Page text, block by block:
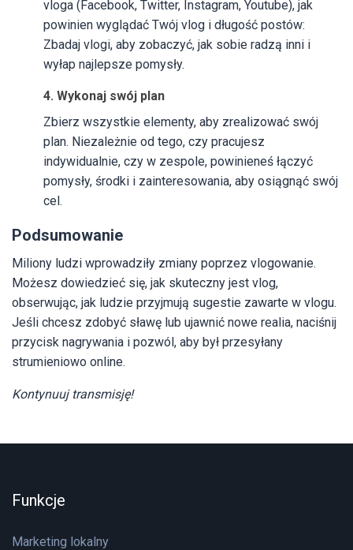
vloga (Facebook, Twitter, Instagram, Youtube), jak
powinien wyglądać Twój vlog i długość postów:
Zbadaj vlogi, aby zobaczyć, jak sobie radzą inni i
wyłap najlepsze pomysły.
4. Wykonaj swój plan
Zbierz wszystkie elementy, aby zrealizować swój
plan. Niezależnie od tego, czy pracujesz
indywidualnie, czy w zespole, powinieneś łączyć
pomysły, środki i zainteresowania, aby osiągnąć swój
cel.
Podsumowanie
Miliony ludzi wprowadziły zmiany poprzez vlogowanie.
Możesz dowiedzieć się, jak skuteczny jest vlog,
obserwując, jak ludzie przyjmują sugestie zawarte w vlogu.
Jeśli chcesz zdobyć sławę lub ujawnić nowe realia, naciśnij
przycisk nagrywania i pozwól, aby był przesyłany
strumieniowo online.
Kontynuuj transmisję!
Funkcje
Marketing lokalny